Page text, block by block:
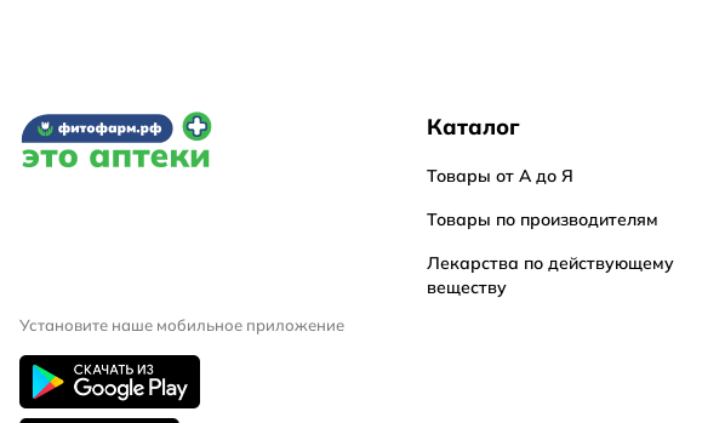
Установите наше мобильное приложение
Каталог
Товары от А до Я
Товары по производителям
Лекарства по действующему
веществу